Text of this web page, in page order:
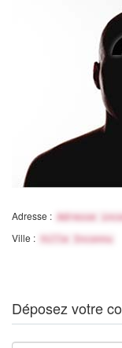
Adresse : Adresse
Ville : Ville Inconnu
Déposez votre